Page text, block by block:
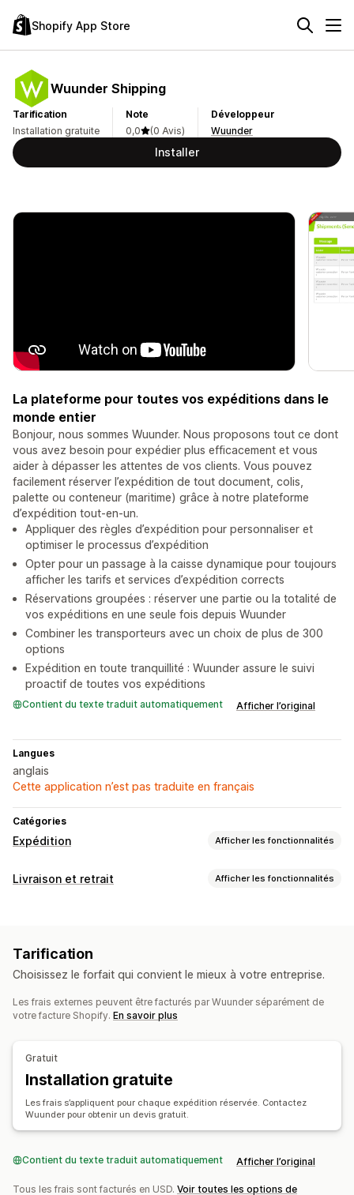
Shopify App Store
Wuunder Shipping
Tarification
Installation gratuite
Note
0,0
(0 Avis)
Développeur
Wuunder
Installer
La plateforme pour toutes vos expéditions dans le
monde entier
Bonjour, nous sommes Wuunder. Nous proposons tout ce dont
vous avez besoin pour expédier plus efficacement et vous
aider à dépasser les attentes de vos clients. Vous pouvez
facilement réserver l’expédition de tout document, colis,
palette ou conteneur (maritime) grâce à notre plateforme
d’expédition tout-en-un.
Appliquer des règles d’expédition pour personnaliser et
optimiser le processus d’expédition
Opter pour un passage à la caisse dynamique pour toujours
afficher les tarifs et services d’expédition corrects
Réservations groupées : réserver une partie ou la totalité de
vos expéditions en une seule fois depuis Wuunder
Combiner les transporteurs avec un choix de plus de 300
options
Expédition en toute tranquillité : Wuunder assure le suivi
proactif de toutes vos expéditions
Contient du texte traduit automatiquement Afficher l’original
Langues
anglais
Cette application n’est pas traduite en français
Catégories
Expédition Afficher les fonctionnalités
Étiquettes et emballages
Gestion des expéditions
Synchronisation des commandes
Suivi en temps réel
Analyses de données d’expédition
Livraison et retrait Afficher les fonctionnalités
Suivi en temps réel
Tarification
Choisissez le forfait qui convient le mieux à votre entreprise.
Les frais externes peuvent être facturés par Wuunder séparément de
votre facture Shopify. En savoir plus
Gratuit
Installation gratuite
Les frais s’appliquent pour chaque expédition réservée. Contactez
Wuunder pour obtenir un devis gratuit.
Contient du texte traduit automatiquement Afficher l’original
Tous les frais sont facturés en USD. Voir toutes les options de